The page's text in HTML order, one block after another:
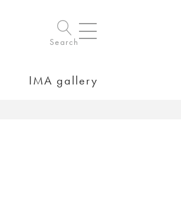
Search
IMA gallery